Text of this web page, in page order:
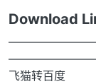
Download
飞猫转百度